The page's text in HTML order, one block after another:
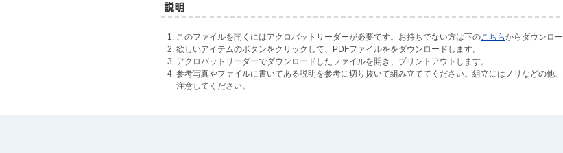
このファイルを開くにはアクロバットリーダーが必要です。お持ちでない方は下のこちらからダウンロ
欲しいアイテムのボタンをクリックして、PDFファイルををダウンロードします。
アクロバットリーダーでダウンロードしたファイルを開き、プリントアウトします。
参考写真やファイルに書いてある説明を参考に切り抜いて組み立ててください。組立にはノリなどの他
注意してください。